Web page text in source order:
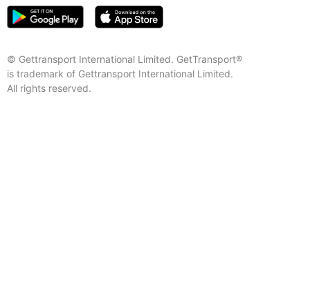
© Gettransport International Limited. GetTransport®
is trademark of Gettransport International Limited.
All rights reserved.